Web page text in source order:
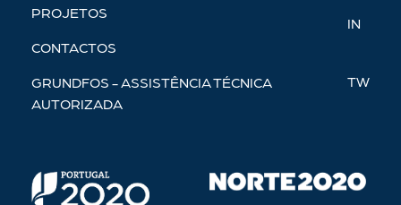
PROJETOS
CONTACTOS
GRUNDFOS - ASSISTÊNCIA TÉCNICA
AUTORIZADA
IN
TW